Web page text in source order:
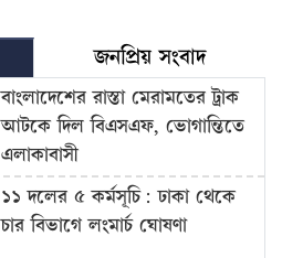
জনপ্রিয় সংবাদ
বাংলাদেশের রাস্তা মেরামতের ট্রাক
আটকে দিল বিএসএফ, ভোগান্তিতে
এলাকাবাসী
১১ দলের ৫ কর্মসূচি: ঢাকা থেকে
চার বিভাগে লংমার্চ ঘোষণা